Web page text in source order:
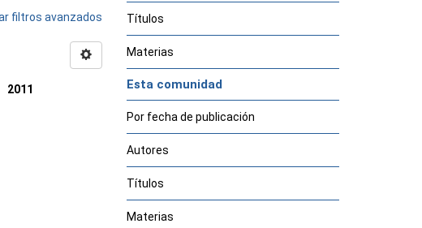
filtros avanzados
2011
Títulos
Materias
Esta comunidad
Por fecha de publicación
Autores
Títulos
Materias